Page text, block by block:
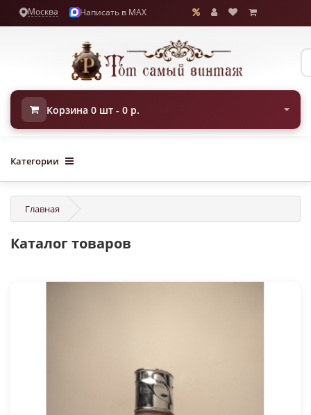
Москва Написать в MAX
Корзина 0 шт - 0 р.
Категории
Главная
Каталог товаров